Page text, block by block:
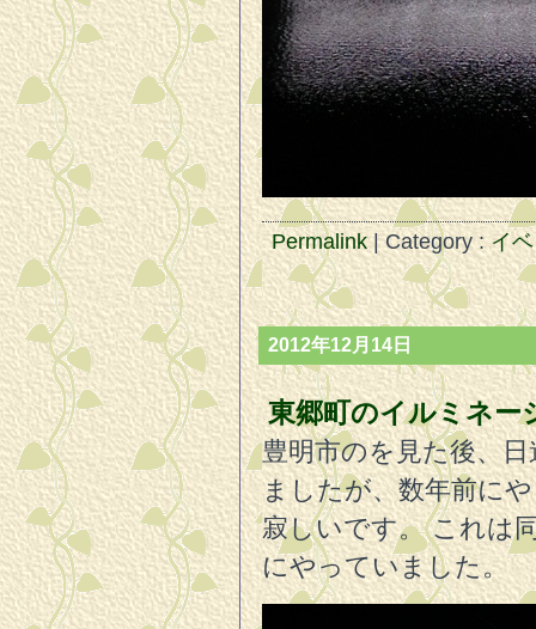
Permalink| Category : イ
2012年12月14日
東郷町のイルミネー
豊明市のを見た後、
ましたが、数年前に
寂しいです。 これは
にやっていました。